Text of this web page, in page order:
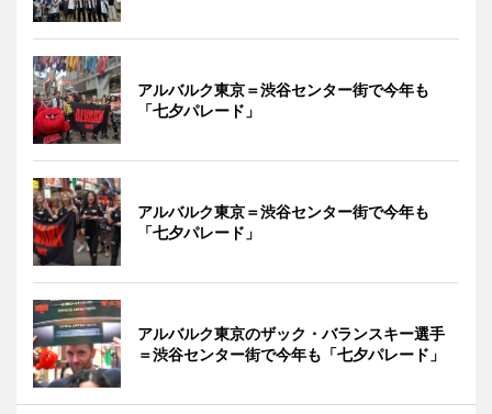
アルバルク東京＝渋谷センター街で今年も
「七夕パレード」
アルバルク東京＝渋谷センター街で今年も
「七夕パレード」
アルバルク東京のザック・バランスキー選手
＝渋谷センター街で今年も「七夕パレード」